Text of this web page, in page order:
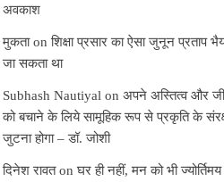
अवकाश
मुकताonशिक्षा प्रसार का ऐसा जुनून प्रताप
जा सकता था
Subhash Nautiyal onअपने अस्तित्व और
को बचाने के लिये सामूहिक रूप से प्रकृति के
जुटना होगा – डॉ. जोशी
दिनेश रावतonघर ही नहीं, मन को भी